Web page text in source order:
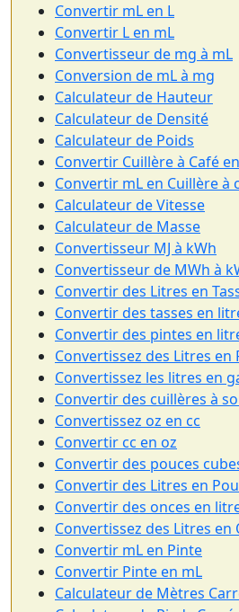
Convertir mL en L
Convertir L en mL
Convertisseur de mg à mL
Conversion de mL à mg
Calculateur de Hauteur
Calculateur de Densité
Calculateur de Poids
Convertir Cuillère à Café
Convertir mL en Cuillère à
Calculateur de Vitesse
Calculateur de Masse
Convertisseur MJ à kWh
Convertisseur de MWh à
Convertir des Litres en
Convertir des tasses en
Convertir des pintes en
Convertissez des Litres en
Convertissez les litres en
Convertir des cuillères à
Convertissez oz en cc
Convertir cc en oz
Convertir des pouces
Convertir des Litres en
Convertir des onces en
Convertissez des Litres en
Convertir mL en Pinte
Convertir Pinte en mL
Calculateur de Mètres